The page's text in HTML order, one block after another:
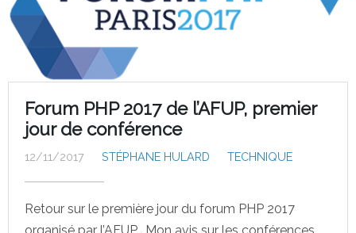
Forum PHP 2017 de l’AFUP, premier
jour de conférence
12/11/2017 STÉPHANE HULARD TECHNIQUE
Retour sur le première jour du forum PHP 2017